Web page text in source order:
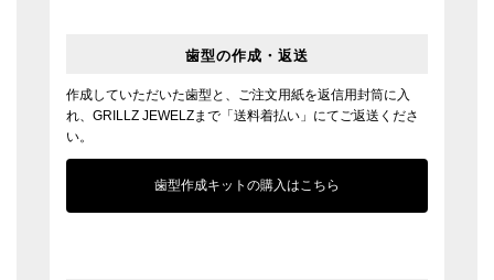
歯型の作成・返送
作成していただいた歯型と、ご注文用紙を返信用封筒に入
れ、GRILLZ JEWELZまで「送料着払い」にてご返送くださ
い。
歯型作成キットの購入はこちら